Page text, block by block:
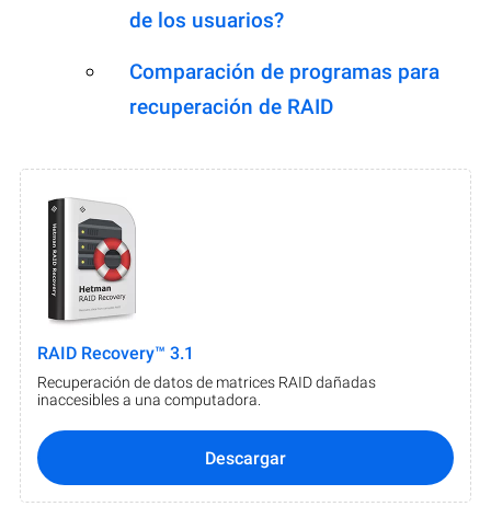
de los usuarios?
Comparación de programas para
recuperación de RAID
RAID Recovery™ 3.1
Recuperación de datos de matrices RAID dañadas
inaccesibles a una computadora.
Descargar